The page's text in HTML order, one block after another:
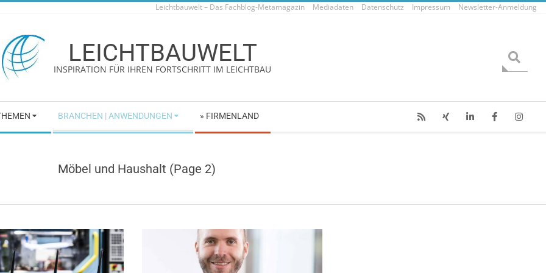
Leichtbauwelt – Das Fachblog-Metamagazin Mediadaten Datenschutz Impressum Newsletter-Anmeldung
LEICHTBAUWELT
INSPIRATION FÜR IHREN FORTSCHRITT IM LEICHTBAU
BRANCHEN | ANWENDUNGEN » FIRMENLAND
Möbel und Haushalt (Page 2)